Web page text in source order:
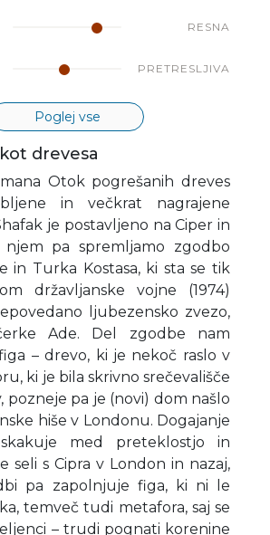
RESNA
PRETRESLJIVA
Poglej vse
drevesa
Otok pogrešanih dreves
in večkrat nagrajene
je postavljeno na Ciper in
pa spremljamo zgodbo
in Turka Kostasa, ki sta se tik
državljanske vojne (1974)
ljubezensko zvezo,
Ade. Del zgodbe nam
– drevo, ki je nekoč raslo v
ki je bila skrivno srečevališče
pozneje pa je (novi) dom našlo
hiše v Londonu. Dogajanje
med preteklostjo in
seli s Cipra v London in nazaj,
pa zapolnjuje figa, ki ni le
temveč tudi metafora, saj se
– trudi pognati korenine